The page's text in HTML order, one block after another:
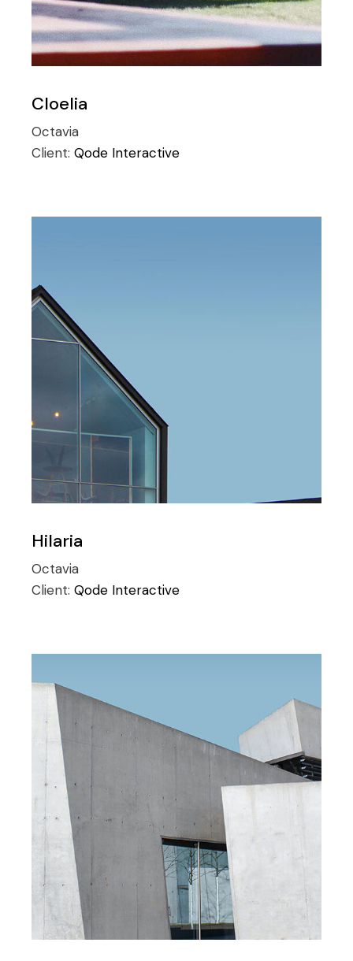
Cloelia
Octavia
Client:Qode Interactive
Hilaria
Octavia
Client:Qode Interactive